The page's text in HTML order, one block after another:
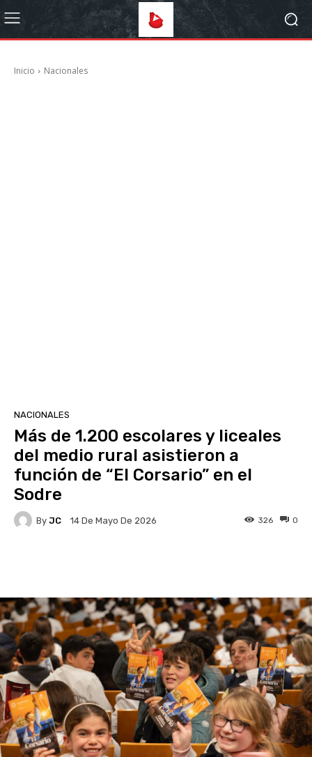
Inicio Nacionales
NACIONALES
Más de 1.200 escolares y liceales
del medio rural asistieron a
función de “El Corsario” en el
Sodre
By JC 14 De Mayo De 2026 0
326